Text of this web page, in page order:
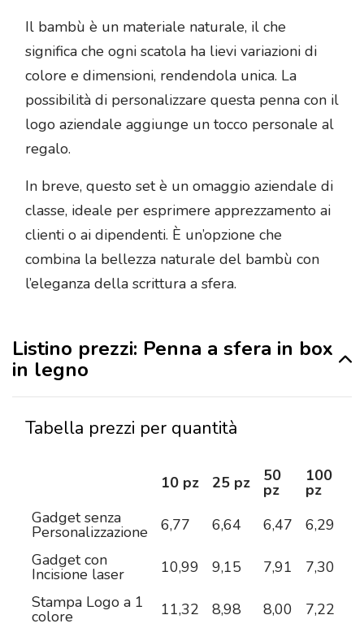
Il bambù è un materiale naturale, il che
significa che ogni scatola ha lievi variazioni di
colore e dimensioni, rendendola unica. La
possibilità di personalizzare questa penna con il
logo aziendale aggiunge un tocco personale al
regalo.
In breve, questo set è un omaggio aziendale di
classe, ideale per esprimere apprezzamento ai
clienti o ai dipendenti. È un’opzione che
combina la bellezza naturale del bambù con
l’eleganza della scrittura a sfera.
Listino prezzi: Penna a sfera in box
in legno
Tabella prezzi per quantità
10 pz 25 pz 50
pz
100
pz
Gadget senza
Personalizzazione 6,77 6,64 6,47 6,29
Gadget con
Incisione laser 10,99 9,15 7,91 7,30
Stampa Logo a 1
colore 11,32 8,98 8,00 7,22